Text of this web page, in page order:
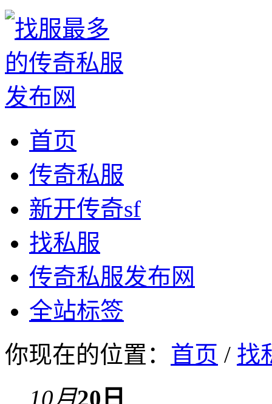
首页
传奇私服
新开传奇sf
找私服
传奇私服发布网
全站标签
你现在的位置： 首页 / 找
10月20日